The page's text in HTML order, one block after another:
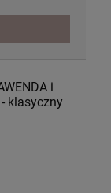
i
klasyczny